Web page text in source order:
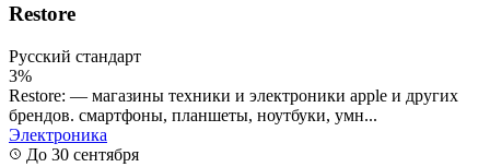
Restore
Русский стандарт
3%
Restore: — магазины техники и электроники apple и других
брендов. смартфоны, планшеты, ноутбуки, умн...
Электроника
До 30 сентября